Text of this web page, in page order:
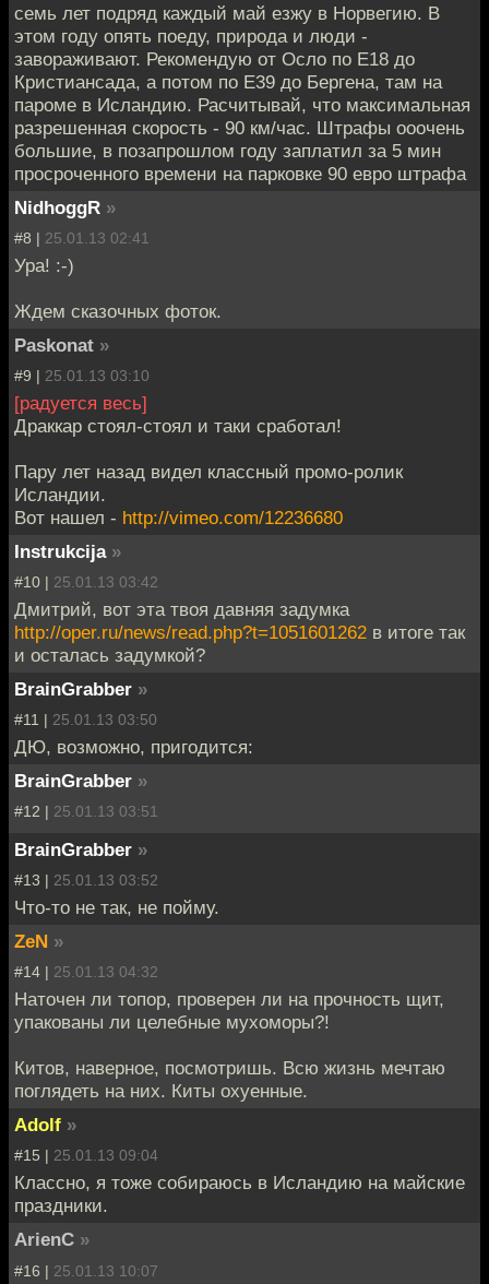
семь лет подряд каждый май езжу в Норвегию. В
этом году опять поеду, природа и люди -
завораживают. Рекомендую от Осло по Е18 до
Кристиансада, а потом по Е39 до Бергена, там на
пароме в Исландию. Расчитывай, что максимальная
разрешенная скорость - 90 км/час. Штрафы ооочень
большие, в позапрошлом году заплатил за 5 мин
просроченного времени на парковке 90 евро штрафа
NidhoggR »
#8 | 25.01.13 02:41
Ура! :-)
Ждем сказочных фоток.
Paskonat »
#9 | 25.01.13 03:10
[радуется весь]
Драккар стоял-стоял и таки сработал!
Пару лет назад видел классный промо-ролик
Исландии.
Вот нашел - http://vimeo.com/12236680
Instrukcija »
#10 | 25.01.13 03:42
Дмитрий, вот эта твоя давняя задумка
http://oper.ru/news/read.php?t=1051601262 в итоге так
и осталась задумкой?
BrainGrabber »
#11 | 25.01.13 03:50
ДЮ, возможно, пригодится:
BrainGrabber »
#12 | 25.01.13 03:51
BrainGrabber »
#13 | 25.01.13 03:52
Что-то не так, не пойму.
ZeN »
#14 | 25.01.13 04:32
Наточен ли топор, проверен ли на прочность щит,
упакованы ли целебные мухоморы?!
Китов, наверное, посмотришь. Всю жизнь мечтаю
поглядеть на них. Киты охуенные.
Adolf »
#15 | 25.01.13 09:04
Классно, я тоже собираюсь в Исландию на майские
праздники.
ArienC »
#16 | 25.01.13 10:07